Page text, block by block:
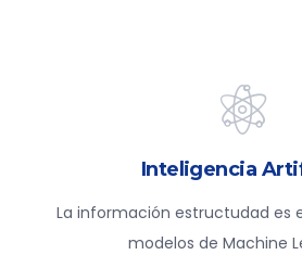
Inteligencia
La información estructudad es
modelos de Machine